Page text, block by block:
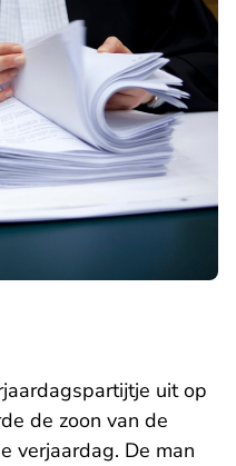
uit op
de zoon van de
verjaardag. De man